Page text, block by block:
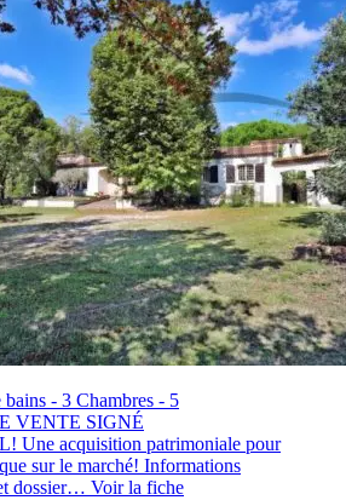
bains - 3 Chambres - 5
VENTE SIGNÉ
Une acquisition patrimoniale pour
sur le marché! Informations
dossier… Voir la fiche